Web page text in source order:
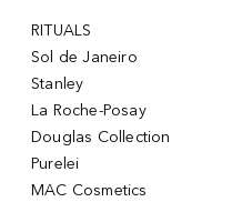
RITUALS
Sol de Janeiro
Stanley
La Roche-Posay
Douglas Collection
Purelei
MAC Cosmetics